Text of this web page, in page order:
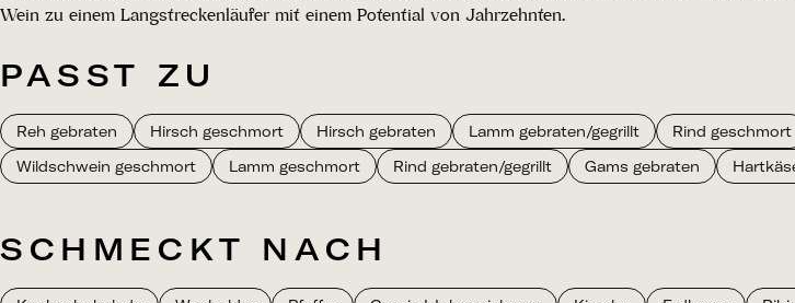
Wein zu einem Langstreckenläufer mit einem Potential von Jahrzehnten.
PASST ZU
Reh gebraten Hirsch geschmort Hirsch gebraten Lamm gebraten/gegrillt Rind geschmort
Wildschwein geschmort
Lamm geschmort Rind gebraten/gegrillt Gams gebraten
SCHMECKT NACH